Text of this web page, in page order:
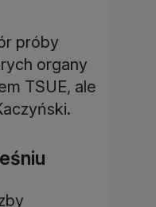
próby
organy
TSUE, ale